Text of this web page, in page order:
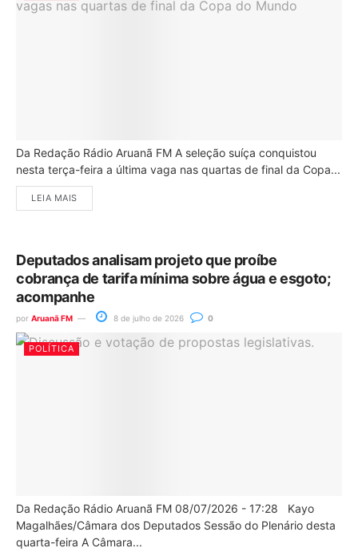
Da Redação Rádio Aruanã FM A seleção suíça conquistou
nesta terça-feira a última vaga nas quartas de final da Copa...
LEIA MAIS
Deputados analisam projeto que proíbe
cobrança de tarifa mínima sobre água e esgoto;
acompanhe
por Aruanã FM 8 de julho de 2026 0
POLÍTICA
Da Redação Rádio Aruanã FM 08/07/2026 - 17:28 Kayo
Magalhães/Câmara dos Deputados Sessão do Plenário desta
quarta-feira A Câmara...